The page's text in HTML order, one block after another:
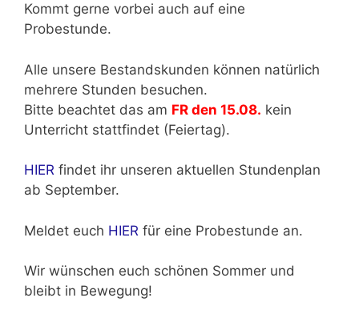
Kommt gerne vorbei auch auf eine
Probestunde.
Alle unsere Bestandskunden können natürlich
mehrere Stunden besuchen.
Bitte beachtet das am FR den 15.08. kein
Unterricht stattfindet (Feiertag).
HIER findet ihr unseren aktuellen Stundenplan
ab September.
Meldet euch HIER für eine Probestunde an.
Wir wünschen euch schönen Sommer und
bleibt in Bewegung!